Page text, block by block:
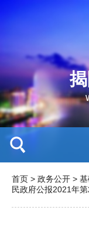
首页 > 政务公开 >
民政府公报2021年